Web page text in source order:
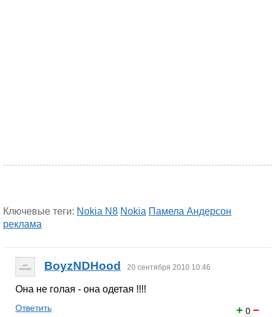
Ключевые теги: Nokia N8 Nokia Памела Андерсон
реклама
BoyzNDHood 20 сентября 2010 10:46
Она не голая - она одетая !!!!
+ 0 −
Ответить